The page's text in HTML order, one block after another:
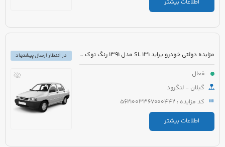
اطلاعات بیشتر
مزایده دولتی خودرو پراید 131 SL مدل 1391 رنگ نوک مدادی
فعال
گیلان - لنگرود
کد مزایده : 5621003367000442
اطلاعات بیشتر
در انتظار ارسال پیشنهاد